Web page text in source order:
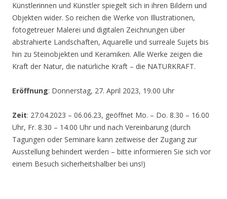
Künstlerinnen und Künstler spiegelt sich in ihren Bildern und
Objekten wider. So reichen die Werke von Illustrationen,
fotogetreuer Malerei und digitalen Zeichnungen über
abstrahierte Landschaften, Aquarelle und surreale Sujets bis
hin zu Steinobjekten und Keramiken. Alle Werke zeigen die
Kraft der Natur, die natürliche Kraft – die NATURKRAFT.
Eröffnung: Donnerstag, 27. April 2023, 19.00 Uhr
Zeit: 27.04.2023 – 06.06.23, geöffnet Mo. – Do. 8.30 – 16.00
Uhr, Fr. 8.30 – 14.00 Uhr und nach Vereinbarung (durch
Tagungen oder Seminare kann zeitweise der Zugang zur
Ausstellung behindert werden – bitte informieren Sie sich vor
einem Besuch sicherheitshalber bei uns!)